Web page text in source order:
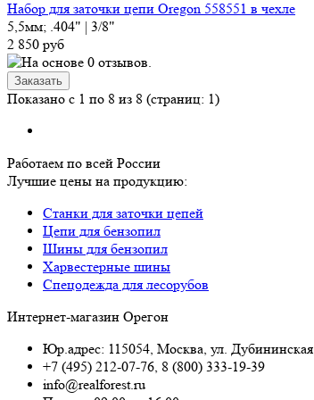
Набор для заточки цепи Oregon 558551 в чехле
5,5мм; .404" | 3/8"
2 850 руб
Показано с 1 по 8 из 8 (страниц: 1)
Работаем по всей России
Лучшие цены на продукцию:
Станки для заточки цепей
Цепи для бензопил
Шины для бензопил
Харвестерные шины
Спецодежда для лесорубов
Интернет-магазин Орегон
Юр.адрес: 115054, Москва, ул.
+7 (495) 212-07-76, 8 (800) 333-19-39
info@realforest.ru